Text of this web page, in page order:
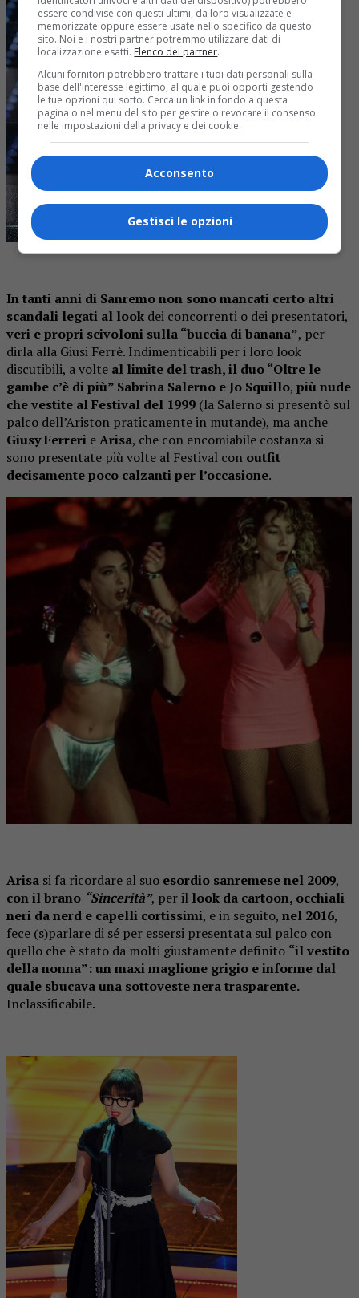
In tanti anni di Sanremo non sono mancati certo altri
scandali legati al look dei concorrenti o dei presentatori,
veri e propri scivoloni sulla “buccia di banana”, per
dirla alla Giusi Ferrè. Indimenticabili per i loro look
discutibili, a volte al limite del trash, il duo “Oltre le
gambe c’è di più” Sabrina Salerno e Jo Squillo, più nude
che vestite al Festival del 1999 (la Salerno si presentò sul
palco dell’Ariston praticamente in mutande), ma anche
Giusy Ferreri eArisa, che con encomiabile costanza si
sono presentate più volte al Festival con outfit
decisamente poco calzanti per l’occasione.
Arisa si fa ricordare al suo esordio sanremese nel 2009,
con il brano “Sincerità”, per il look da cartoon, occhiali
neri da nerd e capelli cortissimi, e in seguito, nel 2016,
fece (s)parlare di sé per essersi presentata sul palco con
quello che è stato da molti giustamente definito “il vestito
della nonna”: un maxi maglione grigio e informe dal
quale sbucava una sottoveste nera trasparente.
Inclassificabile.
essere condivise con questi ultimi, da loro visualizzate e
memorizzate oppure essere usate nello specifico da questo
sito. Noi e i nostri partner potremmo utilizzare dati di
localizzazione esatti. Elenco dei partner.
Alcuni fornitori potrebbero trattare i tuoi dati personali sulla
base dell'interesse legittimo, al quale puoi opporti gestendo
le tue opzioni qui sotto. Cerca un link in fondo a questa
pagina o nel menu del sito per gestire o revocare il consenso
nelle impostazioni della privacy e dei cookie.
Acconsento
Gestisci le opzioni